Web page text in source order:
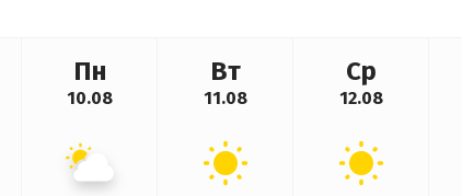
Пн
10.08
Вт
11.08
Ср
12.08